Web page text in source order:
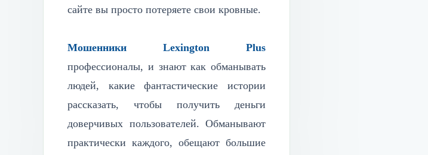
сайте вы просто потеряете свои кровные.
Мошенники Lexington Plus
профессионалы, и знают как обманывать
людей, какие фантастические истории
рассказать, чтобы получить деньги
доверчивых пользователей. Обманывают
практически каждого, обещают большие